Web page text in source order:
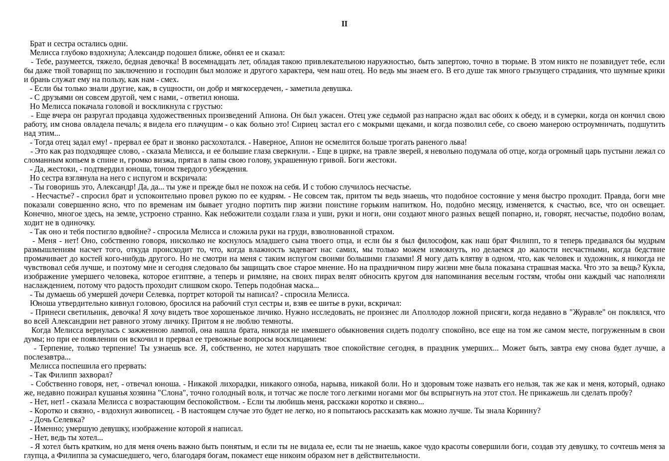
II
Брат и сестра остались одни.
Мелисса глубоко вздохнула; Александр подошел ближе, обнял ее и сказал:
- Тебе, разумеется, тяжело, бедная девочка! В восемнадцать лет, обладая такою привлекательною наружностью, быть запертою, точно в тюрьме. В этом никто не позавидует тебе, если
бы даже твой товарищ по заключению и господин был моложе и другого характера, чем наш отец. Но ведь мы знаем его. В его душе так много грызущего страдания, что шумные крики
и брань служат ему на пользу, как нам - смех.
- Если бы только знали другие, как, в сущности, он добр и мягкосердечен, - заметила девушка.
- С друзьями он совсем другой, чем с нами, - ответил юноша.
Но Мелисса покачала головой и воскликнула с грустью:
- Еще вчера он разругал продавца художественных произведений Апиона. Он был ужасен. Отец уже седьмой раз напрасно ждал вас обоих к обеду, и в сумерки, когда он кончил свою
работу, им снова овладела печаль; я видела его плачущим - о как больно это! Сириец застал его с мокрыми щеками, и когда позволил себе, со своею манерою остроумничать, подшутить
над этим...
- Тогда отец задал ему! - прервал ее брат и звонко расхохотался. - Наверное, Апион не осмелится больше трогать раненого льва!
- Это как раз подходящее слово, - сказала Мелисса, и ее большие глаза сверкнули. - Еще в цирке, на травле зверей, я невольно подумала об отце, когда огромный царь пустыни лежал со
сломанным копьем в спине и, громко визжа, прятал в лапы свою голову, украшенную гривой. Боги жестоки.
- Да, жестоки, - подтвердил юноша, тоном твердого убеждения.
Но сестра взглянула на него с испугом и вскричала:
- Ты говоришь это, Александр! Да, да... ты уже и прежде был не похож на себя. И с тобою случилось несчастье.
- Несчастье? - спросил брат и успокоительно провел рукою по ее кудрям. - Не совсем так, притом ты ведь знаешь, что подобное состояние у меня быстро проходит. Правда, боги мне
показали совершенно ясно, что по временам им бывает угодно портить пир жизни поистине горьким напитком. Но, подобно месяцу, изменяется, к счастью, все, что он освещает.
Конечно, многое здесь, на земле, устроено странно. Как небожители создали глаза и уши, руки и ноги, они создают много разных вещей попарно, и, говорят, несчастье, подобно волам,
ходит не в одиночку.
- Так оно и тебя постигло вдвойне? - спросила Мелисса и сложила руки на груди, взволнованной страхом.
- Меня - нет! Оно, собственно говоря, нисколько не коснулось младшего сына твоего отца, и если бы я был философом, как наш брат Филипп, то я теперь предавался бы мудрым
размышлениям насчет того, откуда происходит то, что, когда влажность задевает нас самих, мы только можем измокнуть, но делаемся до жалости несчастными, когда бедствие
промачивает до костей кого-нибудь другого. Но не смотри на меня с таким испугом своими большими глазами! Я могу дать клятву в одном, что, как человек и художник, я никогда не
чувствовал себя лучше, и поэтому мне и сегодня следовало бы защищать свое старое мнение. Но на праздничном пиру жизни мне была показана страшная маска. Что это за вещь? Кукла,
изображение умершего человека, которое египтяне, а теперь и римляне, на своих пирах велят обносить кругом для напоминания веселым гостям, чтобы они каждый час наполняли
наслаждением, потому что радость проходит слишком скоро. Теперь подобная маска...
- Ты думаешь об умершей дочери Селевка, портрет которой ты написал? - спросила Мелисса.
Юноша утвердительно кивнул головою, бросился на рабочий стул сестры и, взяв ее шитье в руки, вскричал:
- Принеси светильник, девочка! Я хочу видеть твое хорошенькое личико. Нужно исследовать, не произнес ли Аполлодор ложной присяги, когда недавно в "Журавле" он поклялся, что
во всей Александрии нет равного этому личику. Притом я не люблю темноты.
Когда Мелисса вернулась с зажженною лампой, она нашла брата, никогда не имевшего обыкновения сидеть подолгу спокойно, все еще на том же самом месте, погруженным в свои
думы; но при ее появлении он вскочил и прервал ее тревожные вопросы восклицанием:
- Терпение, только терпение! Ты узнаешь все. Я, собственно, не хотел нарушать твое спокойствие сегодня, в праздник умерших... Может быть, завтра ему снова будет лучше, а
послезавтра...
Мелисса поспешила его прервать:
- Так Филипп захворал?
- Собственно говоря, нет, - отвечал юноша. - Никакой лихорадки, никакого озноба, нарыва, никакой боли. Но и здоровым тоже назвать его нельзя, так же как и меня, который, однако
же, недавно пожирал кушанья хозяина "Слона", точно голодный волк, и тотчас же после того легкими ногами мог бы вспрыгнуть на этот стол. Не прикажешь ли сделать пробу?
- Нет, нет! - сказала Мелисса с возрастающим беспокойством. - Если ты любишь меня, расскажи коротко и связно...
- Коротко и связно, - вздохнул живописец. - В настоящем случае это будет не легко, но я попытаюсь рассказать как можно лучше. Ты знала Коринну?
- Дочь Селевка?
- Именно; умершую девушку, изображение которой я написал.
- Нет, ведь ты хотел...
- Я хотел быть кратким, но для меня очень важно быть понятым, и если ты не видала ее, если ты не знаешь, какое чудо красоты совершили боги, создав эту девушку, то сочтешь меня за
глупца, а Филиппа за сумасшедшего, чего, благодаря богам, покамест еще никоим образом нет в действительности.